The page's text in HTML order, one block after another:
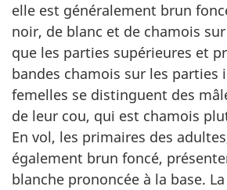
elle est généralement brun
noir, de blanc et de chamois
que les parties supérieures et
bandes chamois sur les parties
femelles se distinguent des
de leur cou, qui est chamois
En vol, les primaires des
également brun foncé,
blanche prononcée à la base.